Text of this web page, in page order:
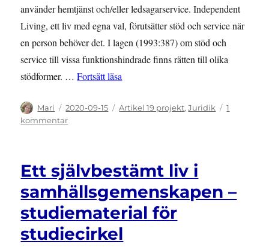
använder hemtjänst och/eller ledsagarservice. Independent
Living, ett liv med egna val, förutsätter stöd och service när
en person behöver det. I lagen (1993:387) om stöd och
service till vissa funktionshindrade finns rätten till olika
stödformer. …Fortsätt läsa
Författare
Mari
Publicerat
den
2020-09-15 Kategorier
Artikel 19 projekt,Juridik
1
kommentartill
ledsagning
och
hemtjänst
enligt
SoL
Ett självbestämt liv i
samhällsgemenskapen –
studiematerial för
studiecirkel